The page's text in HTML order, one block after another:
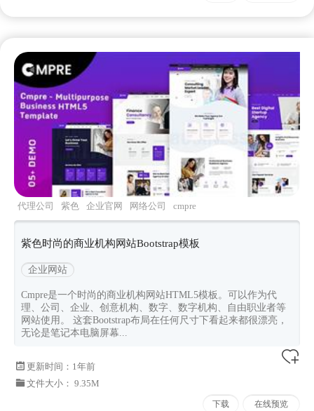
代理公司 紫色 企业官网 网络公司 cmpre
紫色时尚的商业机构网站Bootstrap模板
企业网站
Cmpre是一个时尚的商业机构网站HTML5模板。可以作为代
理、公司、企业、创意机构、数字、数字机构、自由职业者等
网站使用。 这套Bootstrap布局在任何尺寸下看起来都很漂亮，
无论是笔记本电脑屏幕...
更新时间： 1年前
文件大小： 9.35M
下载 在线预览